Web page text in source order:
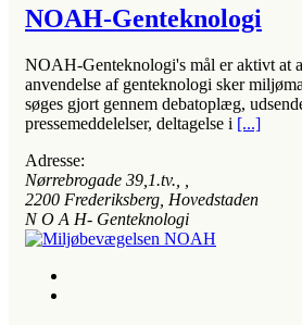
NOAH-Genteknologi
NOAH-Genteknologi's mål er aktivt at
anvendelse af genteknologi sker
søges gjort gennem debatoplæg,
pressemeddelelser, deltagelse i [...]
Adresse:
Nørrebrogade 39,1.tv.
2200 Frederiksberg, Hovedstaden
N O A H- Genteknologi